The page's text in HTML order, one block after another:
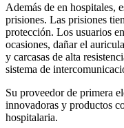
Además de en hospitales,
prisiones. Las prisiones
protección. Los usuarios
ocasiones, dañar el
y carcasas de alta
sistema de
Su proveedor de primera
innovadoras y productos
hospitalaria.